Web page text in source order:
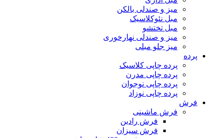
میز و صندلی بالکن
مبل نئوکلاسیک
مبل تختشو
میز و صندلی نهارخوری
میز جلو مبلی
پرده
پرده چاپی کلاسیک
پرده چاپی مدرن
پرده چاپی نوجوان
پرده چاپی نوزاد
فرش
فرش ماشینی
فرش رادین
فرش سیزان